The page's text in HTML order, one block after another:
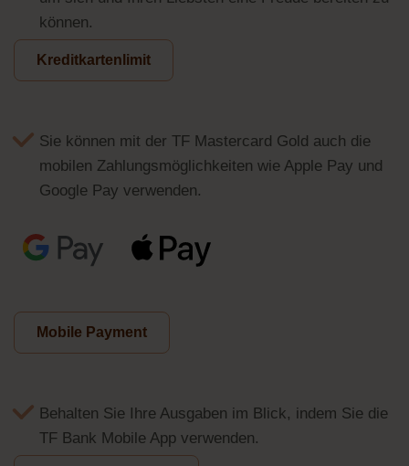
können.
Kreditkartenlimit
Sie können mit der TF Mastercard Gold auch die
mobilen Zahlungsmöglichkeiten wie Apple Pay und
Google Pay verwenden.
Mobile Payment
Behalten Sie Ihre Ausgaben im Blick, indem Sie die
TF Bank Mobile App verwenden.